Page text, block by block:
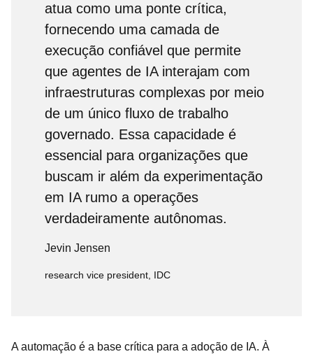
atua como uma ponte crítica,
fornecendo uma camada de
execução confiável que permite
que agentes de IA interajam com
infraestruturas complexas por meio
de um único fluxo de trabalho
governado. Essa capacidade é
essencial para organizações que
buscam ir além da experimentação
em IA rumo a operações
verdadeiramente autônomas.
Jevin Jensen
research vice president, IDC
A automação é a base crítica para a adoção de IA. À